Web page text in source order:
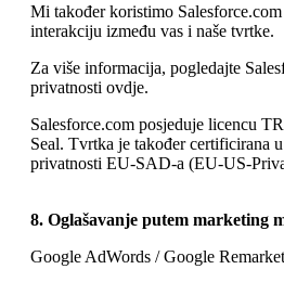
Mi također koristimo
interakciju između vas i naše tvrtke.
Za više informacija, pogledajte
privatnosti ovdje.
Salesforce.com posjeduje licencu
Seal. Tvrtka je također certificirana
privatnosti EU-SAD-a (EU-US-
8. Oglašavanje putem marketing
Google AdWords / Google